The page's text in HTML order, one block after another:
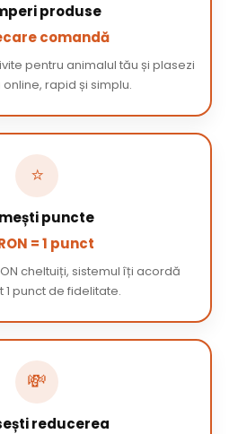
produse
comandă
pentru animalul tău și plasezi
rapid și simplu.
⭐
puncte
= 1 punct
cheltuiți, sistemul îți acordă
1 punct de fidelitate.
💸
reducerea